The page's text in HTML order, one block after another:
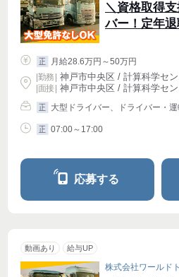
＼資格取得
バー！定年退
正
月給28.6万円～50万円
|勤務 神戸市中央区 / 計算科学センター 神
| 面接 | 神戸市中央区 / 計算科学センター 神
正 大型ドライバー、ドライバー・
正 07:00～17:00
応募する
動画あり 給与UP